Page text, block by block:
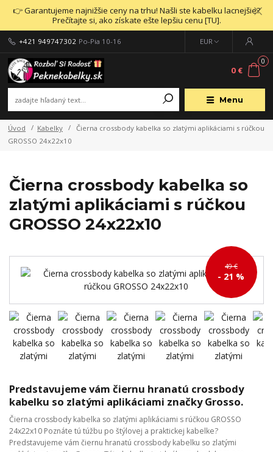
👉 Garantujeme najnižšie ceny na trhu! Našli ste kabelku lacnejšie?
Prečítajte si, ako získate ešte lepšiu cenu [TU].
Menu
EUR
+421 949747302 Po-Pia 10-16
0
0 €
Úvod Kabelky
Čierna crossbody kabelka so zlatými aplikáciami s rúčkou
GROSSO 24x22x10
Čierna crossbody kabelka so
zlatými aplikáciami s rúčkou
GROSSO 24x22x10
49 €
- 21 %
Predstavujeme vám čiernu hranatú crossbody
kabelku so zlatými aplikáciami značky Grosso.
Čierna crossbody kabelka so zlatými aplikáciami s rúčkou GROSSO
24x22x10 Poznáte tú túžbu po štýlovej a praktickej kabelke?
Predstavujeme vám čiernu hranatú crossbody kabelku so zlatými